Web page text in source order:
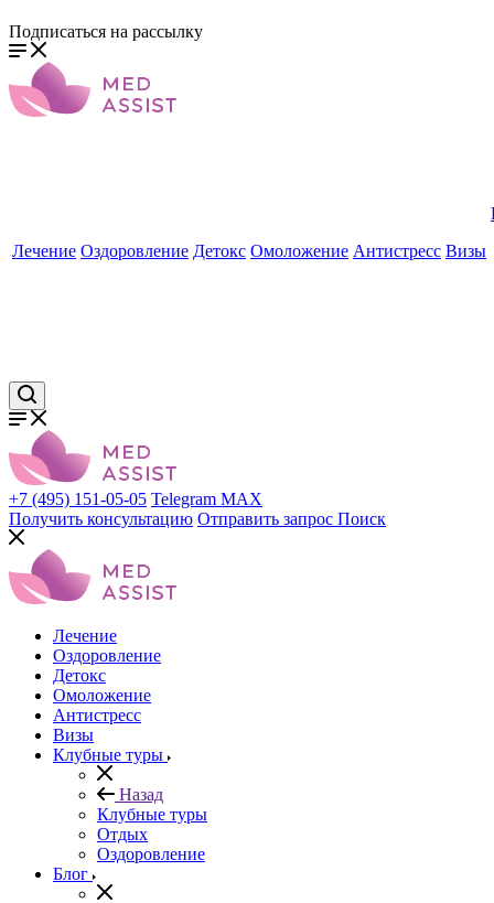
Подписаться на рассылку
Лечение Оздоровление Детокс Омоложение Антистресс Визы
+7 (495) 151-05-05 Telegram MAX
Получить консультацию Отправить запрос Поиск
Лечение
Оздоровление
Детокс
Омоложение
Антистресс
Визы
Клубные туры
Назад
Клубные туры
Отдых
Оздоровление
Блог